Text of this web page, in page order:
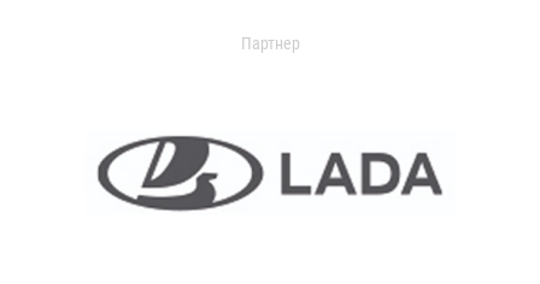
Партнер